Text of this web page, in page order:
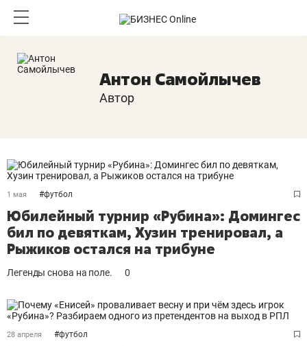
Антон Самойлычев
Автор
1 мая #футбол
Юбилейный турнир «Рубина»: Домингес
бил по девяткам, Хузин тренировал, а
Рыжиков остался на трибуне
Легенды снова на поле. 0
28 апреля #футбол